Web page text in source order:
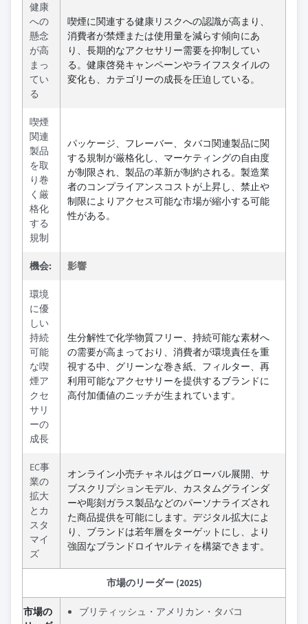
健康
への
懸念
が高
まっ
てい
る
喫煙に関連する健康リスクへの認識が高まり、
消費者が禁煙または使用量を減らす傾向にあ
り、長期的なアクセサリー需要を抑制してい
る。健康啓発キャンペーンやライフスタイルの
変化も、カテゴリーの成長を圧迫している。
喫煙
関連
製品
を取
り巻
く厳
格化
する
規制
パッケージ、フレーバー、タバコ関連製品に関
する規制が厳格化し、マーケティングの自由度
が制限され、製品の革新が制約される。製造業
者のコンプライアンスコストが上昇し、禁止や
制限によりアクセス可能な市場が縮小する可能
性がある。
機会: 影響
環境
に優
しい
持続
可能
な喫
煙ア
クセ
サリ
ーの
成長
生分解性で化学物質フリー、持続可能な素材へ
の需要が高まっており、消費者が環境責任を重
視する中、グリーンな巻き紙、フィルター、再
利用可能なアクセサリーを提供するブランドに
高付加価値のニッチが生まれています。
EC事
業の
拡大
とカ
スタ
マイ
ズ
オンライン小売チャネルはグローバル展開、サ
ブスクリプションモデル、カスタムグラインダ
ーや彫刻ガラス製品などのパーソナライズされ
た商品提供を可能にします。デジタル拡大によ
り、ブランドは若年層をターゲットにし、より
強固なブランドロイヤルティを構築できます。
市場のリーダー (2025)
市場の
ブリティッシュ・アメリカン・タバコ